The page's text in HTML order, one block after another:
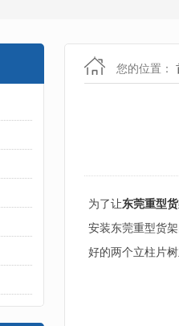
您的位置：
为了让东莞重型
安装东莞重型货
好的两个立柱片